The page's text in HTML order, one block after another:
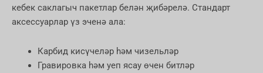
кебек саклагыч пакетлар белән җибәрелә. Стандарт
аксессуарлар үз эченә ала:
Карбид кисүчеләр һәм чизельләр
Гравировка һәм уеп ясау өчен битләр